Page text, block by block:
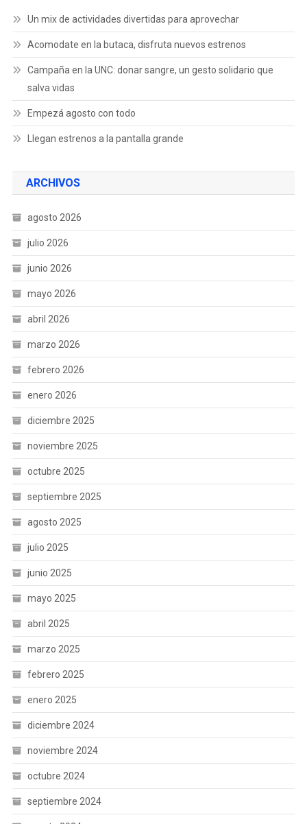
Un mix de actividades divertidas para aprovechar
Acomodate en la butaca, disfruta nuevos estrenos
Campaña en la UNC: donar sangre, un gesto solidario que
salva vidas
Empezá agosto con todo
Llegan estrenos a la pantalla grande
ARCHIVOS
agosto 2026
julio 2026
junio 2026
mayo 2026
abril 2026
marzo 2026
febrero 2026
enero 2026
diciembre 2025
noviembre 2025
octubre 2025
septiembre 2025
agosto 2025
julio 2025
junio 2025
mayo 2025
abril 2025
marzo 2025
febrero 2025
enero 2025
diciembre 2024
noviembre 2024
octubre 2024
septiembre 2024